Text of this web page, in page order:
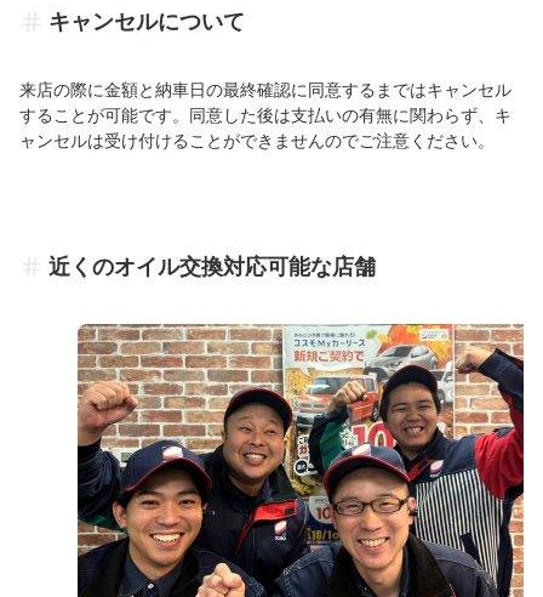
キャンセルについて
来店の際に金額と納車日の最終確認に同意するまではキャンセル
することが可能です。同意した後は支払いの有無に関わらず、キ
ャンセルは受け付けることができませんのでご注意ください。
近くのオイル交換対応可能な店舗